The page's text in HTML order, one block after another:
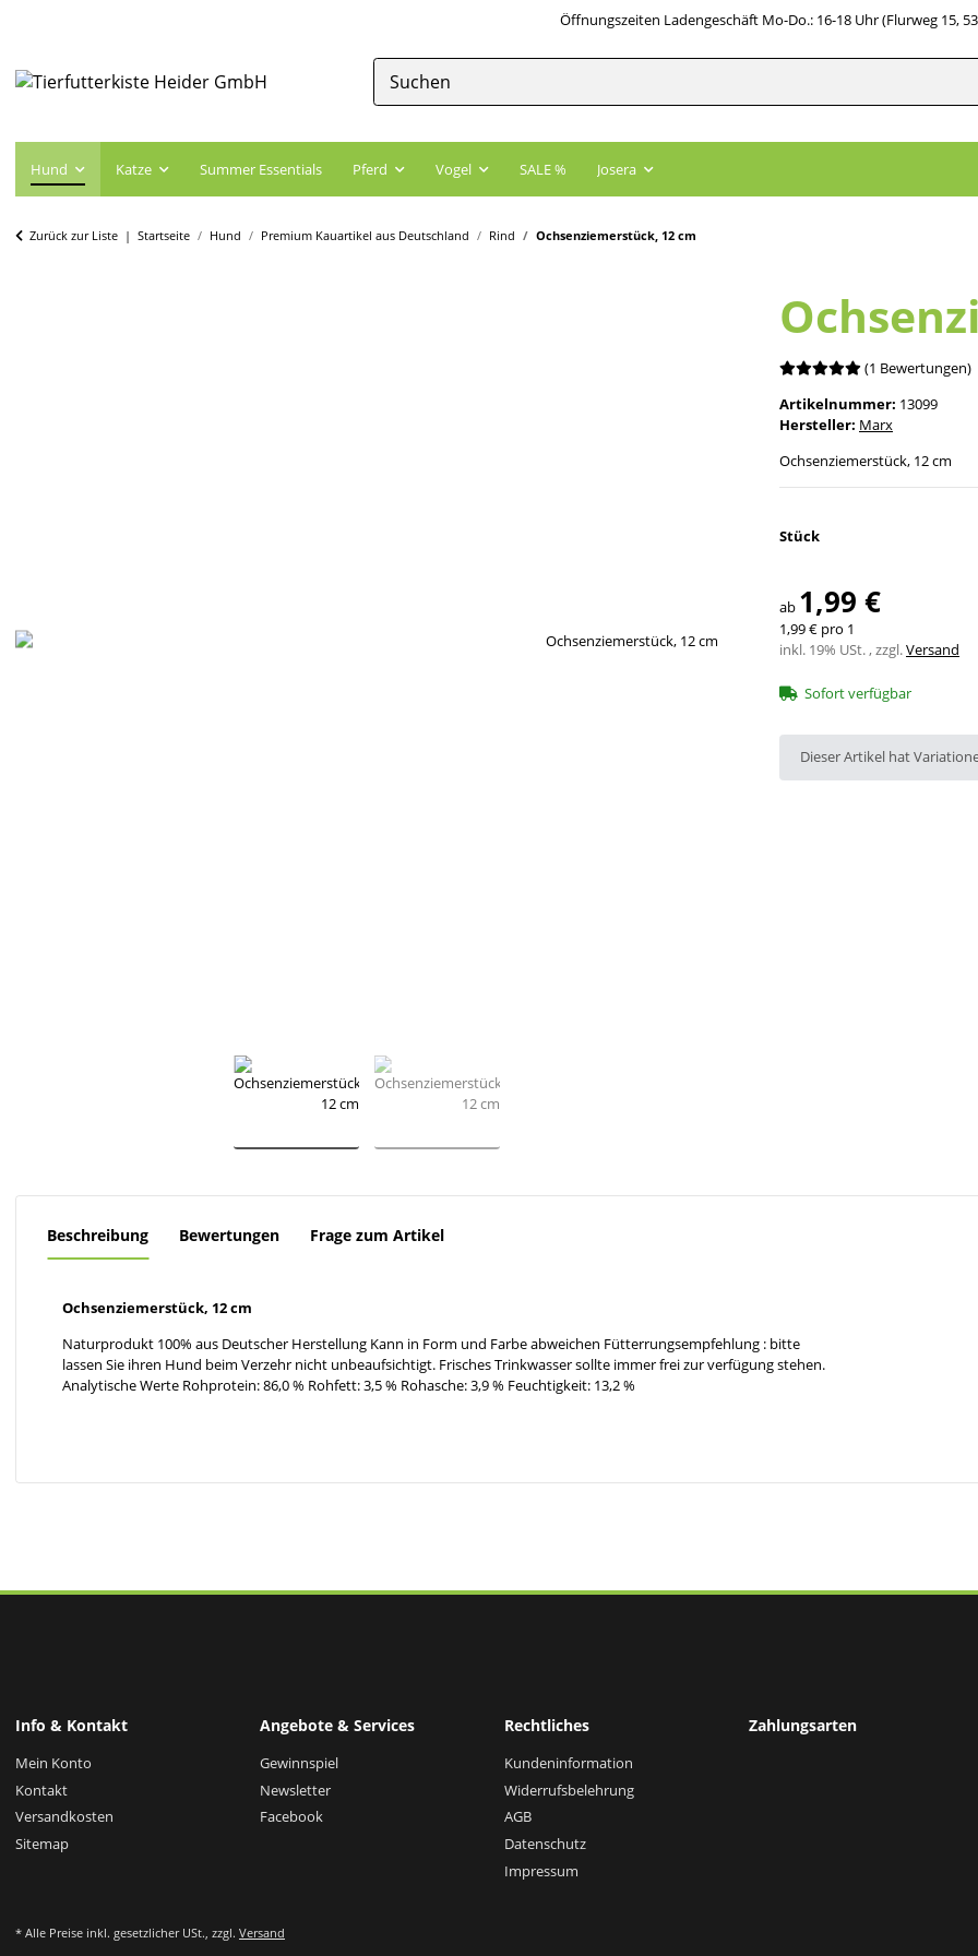
Öffnungszeiten Ladengeschäft Mo-Do.: 16-18 Uhr (Flurweg 15,
Hund Katze Summer Essentials Pferd Vogel SALE % Josera
Zurück zur Liste Startseite Hund Premium Kauartikel aus Deutschland Rind Ochsenziemerstück, 12 cm
(1 Bewertungen)
Artikelnummer: 13099
Hersteller: Marx
Ochsenziemerstück, 12 cm
Stück
ab 1,99 €
1,99 € pro 1
inkl. 19% USt. , zzgl.Versand
Sofort verfügbar
x
Dieser Artikel hat
Beschreibung Bewertungen Frage zum Artikel
Ochsenziemerstück, 12 cm
Naturprodukt 100% aus Deutscher Herstellung Kann in Form und Farbe abweichen Fütterrungsempfehlung : bitte
lassen Sie ihren Hund beim Verzehr nicht unbeaufsichtigt. Frisches Trinkwasser sollte immer frei zur verfügung stehen.
Analytische Werte Rohprotein: 86,0 % Rohfett: 3,5 % Rohasche: 3,9 % Feuchtigkeit: 13,2 %
Info & Kontakt
Mein Konto
Kontakt
Versandkosten
Sitemap
Angebote & Services
Gewinnspiel
Newsletter
Facebook
Rechtliches
Kundeninformation
Widerrufsbelehrung
AGB
Datenschutz
Impressum
Zahlungsarten
* Alle Preise inkl. gesetzlicher USt., zzgl. Versand